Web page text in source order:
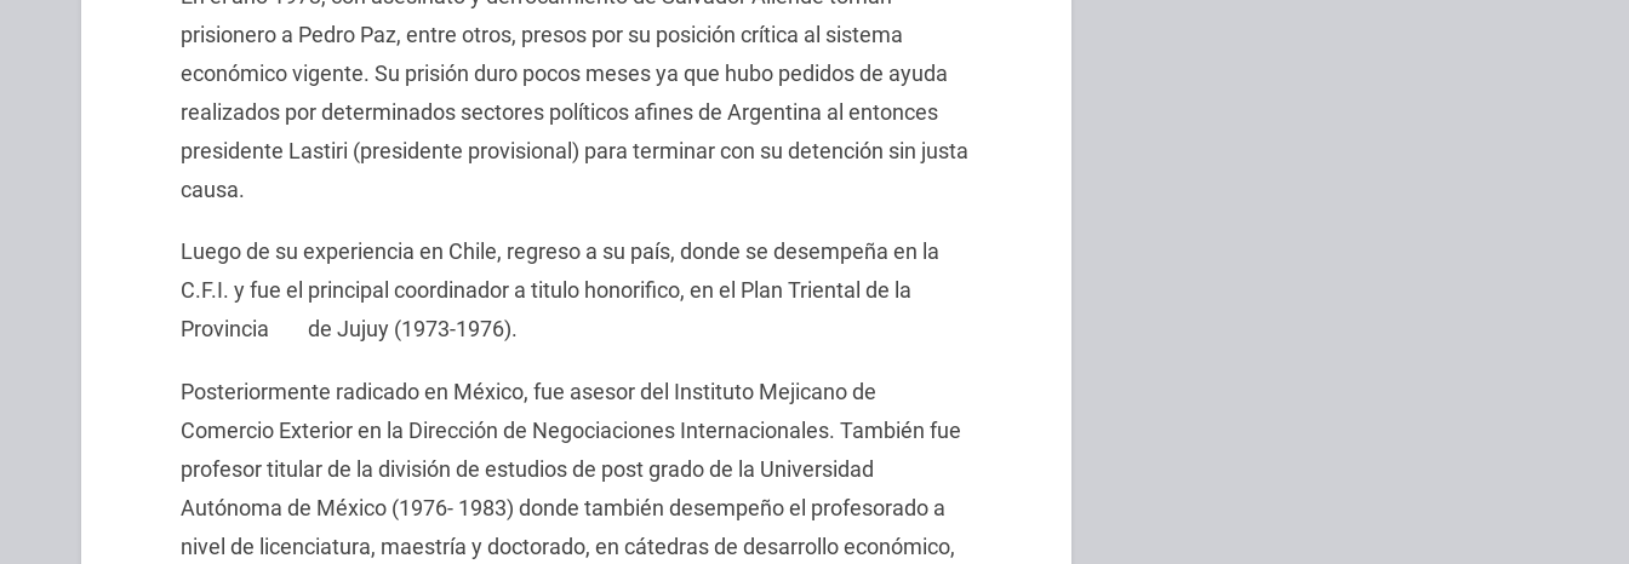
prisionero a Pedro Paz, entre otros, presos por su posición crítica al sistema
económico vigente. Su prisión duro pocos meses ya que hubo pedidos de ayuda
realizados por determinados sectores políticos afines de Argentina al entonces
presidente Lastiri (presidente provisional) para terminar con su detención sin justa
causa.
Luego de su experiencia en Chile, regreso a su país, donde se desempeña en la
C.F.I. y fue el principal coordinador a titulo honorifico, en el Plan Triental de la
Provincia de Jujuy (1973-1976).
Posteriormente radicado en México, fue asesor del Instituto Mejicano de
Comercio Exterior en la Dirección de Negociaciones Internacionales. También fue
profesor titular de la división de estudios de post grado de la Universidad
Autónoma de México (1976- 1983) donde también desempeño el profesorado a
nivel de licenciatura, maestría y doctorado, en cátedras de desarrollo económico,